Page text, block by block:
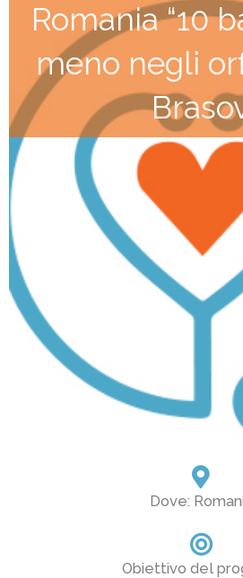
Romania “10
meno negli
Dove:
Obiettivo del